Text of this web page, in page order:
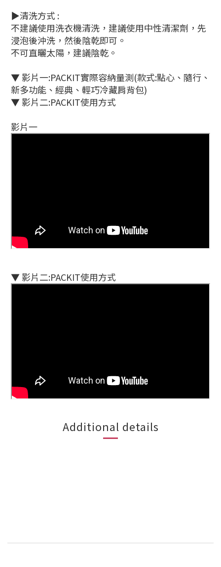
▶清洗方式 :
不建議使用洗衣機清洗，建議使用中性清潔劑，先
浸泡後沖洗，然後陰乾即可。
不可直曬太陽，建議陰乾。
▼ 影片一:PACKIT實際容納量測(款式:點心、隨行、
新多功能、經典、輕巧冷藏肩背包)
▼ 影片二:PACKIT使用方式
影片一
▼ 影片二:PACKIT使用方式
Additional details